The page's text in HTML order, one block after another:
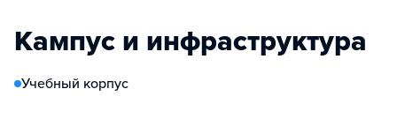
Кампус и инфраструктура
Учебный корпус